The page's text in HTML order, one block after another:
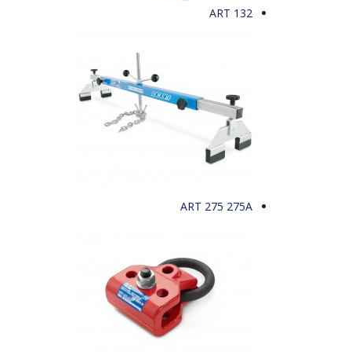
ART 132
ART 275 275A